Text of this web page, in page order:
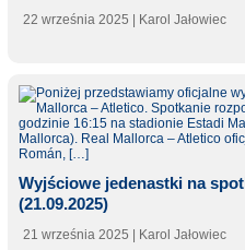
22 września 2025 | Karol Jałowiec
Wyjściowe jedenastki na
(21.09.2025)
21 września 2025 | Karol Jałowiec